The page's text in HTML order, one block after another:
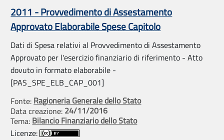
2011 - Provvedimento di Assestamento
Approvato Elaborabile Spese Capitolo
Dati di Spesa relativi al Provvedimento di Assestamento
Approvato per l'esercizio finanziario di riferimento - Atto
dovuto in formato elaborabile -
[PAS_SPE_ELB_CAP_001]
Fonte: Ragioneria Generale dello Stato
Data creazione: 24/11/2016
Tema: Bilancio Finanziario dello Stato
Licenze: